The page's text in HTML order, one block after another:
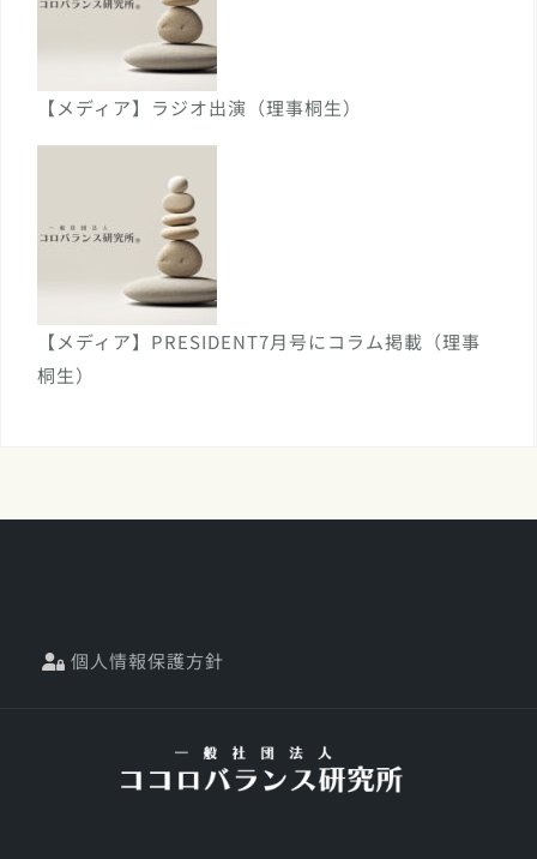
【メディア】ラジオ出演（理事桐生）
【メディア】PRESIDENT7月号にコラム掲載（理事
桐生）
個人情報保護方針